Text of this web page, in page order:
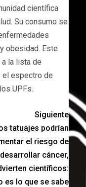
científica
Su consumo se
obesidad. Este
la lista de
el espectro de
UPFs.
Siguiente
tatuajes podrían
el riesgo de
desarrollar cáncer,
científicos:
es lo que se sabe